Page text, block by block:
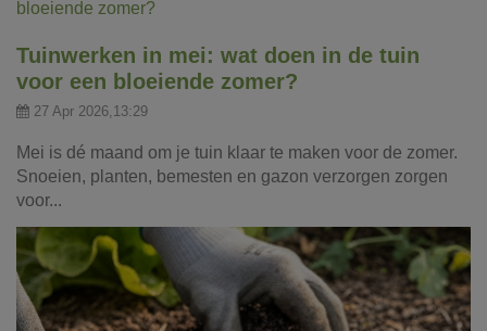
Tuinwerken in mei: wat doen in de tuin
voor een bloeiende zomer?
27 Apr 2026,13:29
Mei is dé maand om je tuin klaar te maken voor de zomer.
Snoeien, planten, bemesten en gazon verzorgen zorgen
voor...